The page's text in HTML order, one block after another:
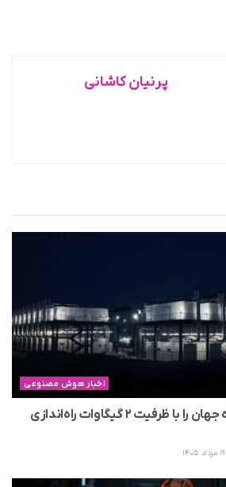
پرنیان کاشانی
اخبار هوش مصنوعی
چین بزرگ‌ترین مرکز داده جهان را با ظرفیت ۲ گیگاوات راه‌اندازی